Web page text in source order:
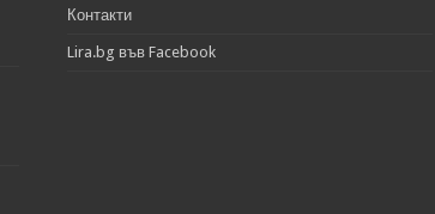
Контакти
Lira.bg във Facebook